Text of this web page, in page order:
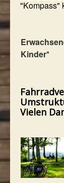
"Kompass"
Kinder*
Vielen